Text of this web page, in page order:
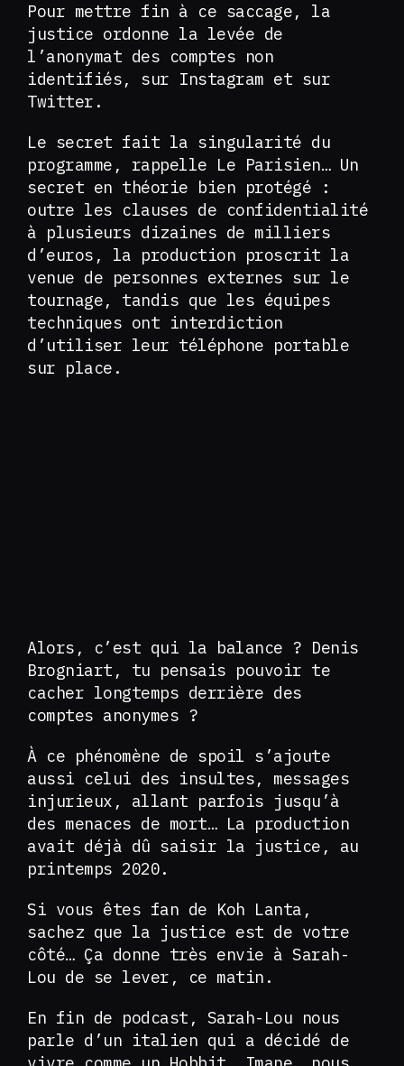
Pour mettre fin à ce saccage, la
justice ordonne la levée de
l’anonymat des comptes non
identifiés, sur Instagram et sur
Twitter.
Le secret fait la singularité du
programme, rappelle Le Parisien… Un
secret en théorie bien protégé :
outre les clauses de confidentialité
à plusieurs dizaines de milliers
d’euros, la production proscrit la
venue de personnes externes sur le
tournage, tandis que les équipes
techniques ont interdiction
d’utiliser leur téléphone portable
sur place.
Alors, c’est qui la balance ? Denis
Brogniart, tu pensais pouvoir te
cacher longtemps derrière des
comptes anonymes ?
À ce phénomène de spoil s’ajoute
aussi celui des insultes, messages
injurieux, allant parfois jusqu’à
des menaces de mort… La production
avait déjà dû saisir la justice, au
printemps 2020.
Si vous êtes fan de Koh Lanta,
sachez que la justice est de votre
côté… Ça donne très envie à Sarah-
Lou de se lever, ce matin.
En fin de podcast, Sarah-Lou nous
parle d’un italien qui a décidé de